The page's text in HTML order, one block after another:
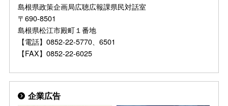
島根県政策企画局広聴広報課県民対話室
〒690-8501
島根県松江市殿町１番地
【電話】0852-22-5770、6501
【FAX】0852-22-6025
企業広告